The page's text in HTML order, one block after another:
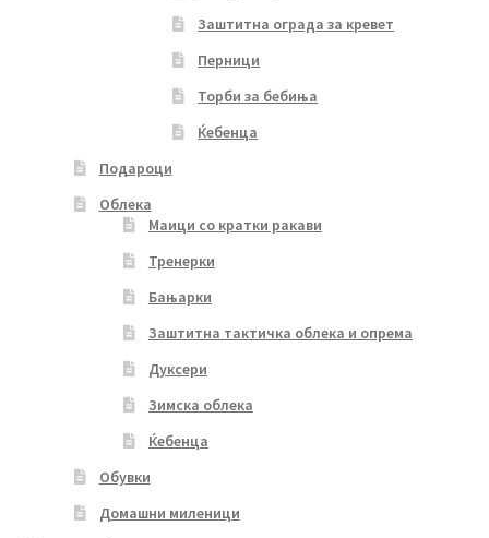
Заштитна ограда за кревет
Перници
Торби за бебиња
Ќебенца
Подароци
Облека
Маици со кратки ракави
Тренерки
Бањарки
Заштитна тактичка облека и опрема
Дуксери
Зимска облека
Ќебенца
Обувки
Домашни миленици